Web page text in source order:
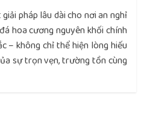
pháp lâu dài cho nơi an nghỉ
hoa cương nguyên khối chính
– không chỉ thể hiện lòng hiếu
sự trọn vẹn, trường tồn cùng